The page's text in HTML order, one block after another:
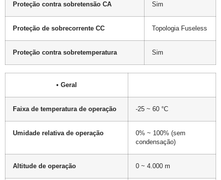
Proteção contra sobretensão CA Sim
Proteção de sobrecorrente CC Topologia Fuseless
Proteção contra sobretemperatura Sim
• Geral
Faixa de temperatura de operação -25 ~ 60 °C
Umidade relativa de operação
0% ~ 100% (sem
condensação)
Altitude de operação 0 ~ 4.000 m